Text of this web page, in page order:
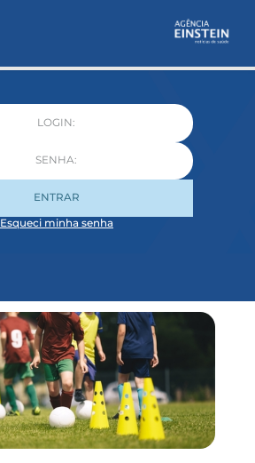
ENTRAR
Esqueci minha senha